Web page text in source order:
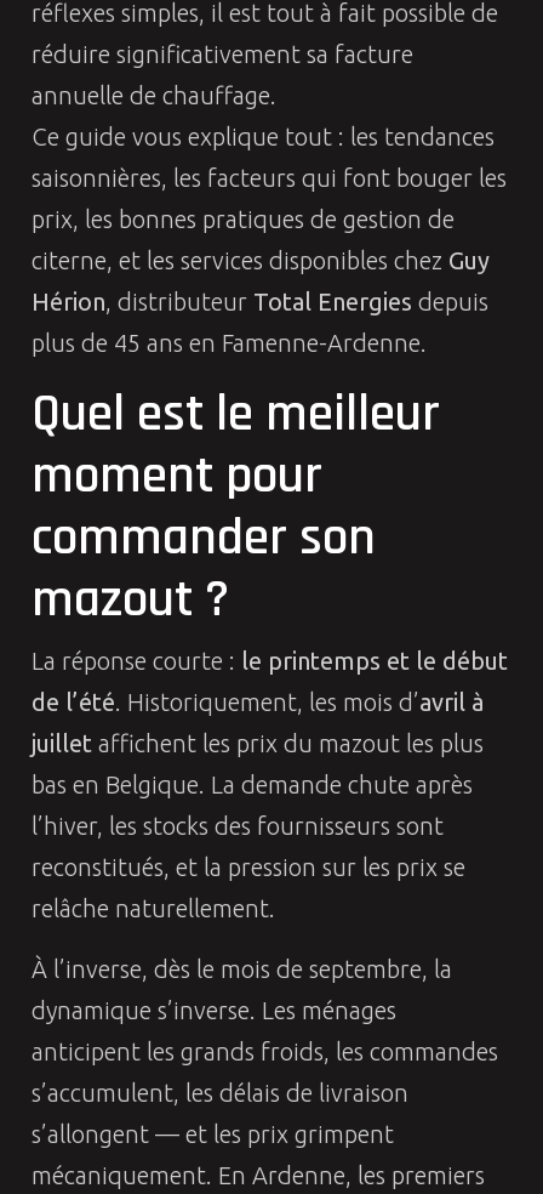
réflexes simples, il est tout à fait possible de
réduire significativement sa facture
annuelle de chauffage.
Ce guide vous explique tout : les tendances
saisonnières, les facteurs qui font bouger les
prix, les bonnes pratiques de gestion de
citerne, et les services disponibles chez Guy
Hérion, distributeur Total Energies depuis
plus de 45 ans en Famenne-Ardenne.
Quel est le meilleur
moment pour
commander son
mazout ?
La réponse courte : le printemps et le début
de l’été . Historiquement, les mois d’avril à
juillet affichent les prix du mazout les plus
bas en Belgique. La demande chute après
l’hiver, les stocks des fournisseurs sont
reconstitués, et la pression sur les prix se
relâche naturellement.
À l’inverse, dès le mois de septembre, la
dynamique s’inverse. Les ménages
anticipent les grands froids, les commandes
s’accumulent, les délais de livraison
s’allongent — et les prix grimpent
mécaniquement. En Ardenne, les premiers